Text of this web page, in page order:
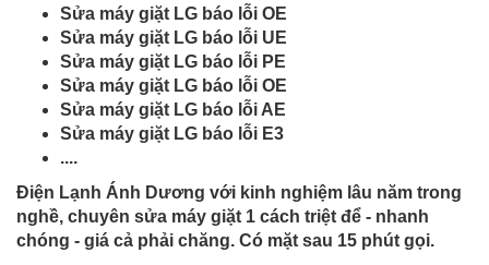
Sửa máy giặt LG báo lỗi OE
Sửa máy giặt LG báo lỗi UE
Sửa máy giặt LG báo lỗi PE
Sửa máy giặt LG báo lỗi OE
Sửa máy giặt LG báo lỗi AE
Sửa máy giặt LG báo lỗi E3
....
Điện Lạnh Ánh Dương với kinh nghiệm lâu năm trong
nghề, chuyên sửa máy giặt 1 cách triệt để - nhanh
chóng - giá cả phải chăng. Có mặt sau 15 phút gọi.